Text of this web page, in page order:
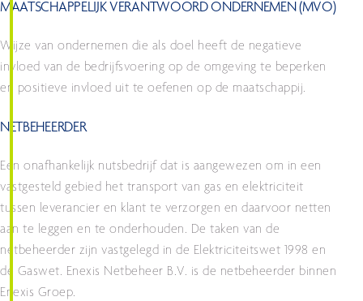
MAATSCHAPPELIJK VERANTWOORD ONDERNEMEN (MVO)
Wijze van ondernemen die als doel heeft de negatieve
invloed van de bedrijfsvoering op de omgeving te beperken
en positieve invloed uit te oefenen op de maatschappij.
NETBEHEERDER
Een onafhankelijk nutsbedrijf dat is aangewezen om in een
vastgesteld gebied het transport van gas en elektriciteit
tussen leverancier en klant te verzorgen en daarvoor netten
aan te leggen en te onderhouden. De taken van de
netbeheerder zijn vastgelegd in de Elektriciteitswet 1998 en
de Gaswet. Enexis Netbeheer B.V. is de netbeheerder binnen
Enexis Groep.